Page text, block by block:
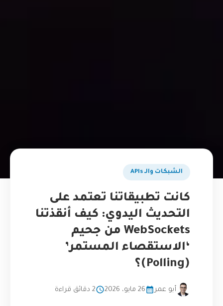
الشبكات والـ APIs
كانت تطبيقاتنا تعتمد على
التحديث اليدوي: كيف أنقذتنا
WebSockets من جحيم
‘الاستقصاء المستمر’
(Polling)؟
أبو عمر 26 مايو، 2026 2 دقائق قراءة